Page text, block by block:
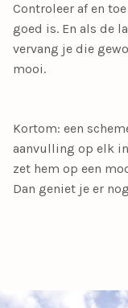
Controleer af en
goed is. En als de
vervang je die
mooi.
Kortom: een
aanvulling op elk
zet hem op een
Dan geniet je er